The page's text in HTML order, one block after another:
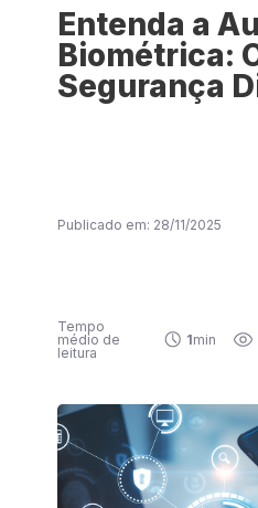
Entenda a
Biométrica:
Segurança
Publicado em: 28/11/2025
Tempo
médio de
leitura
1min